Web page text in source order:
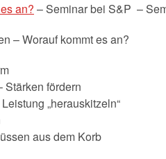
an? – Seminar bei S&P –
– Worauf kommt es an?
Stärken fördern
„herauskitzeln“
aus dem Korb